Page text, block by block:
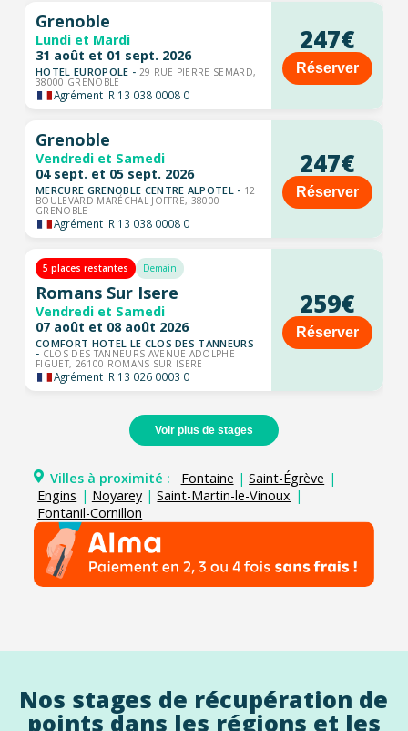
Grenoble
Lundi et Mardi
31 août et 01 sept. 2026
HOTEL EUROPOLE - 29 RUE PIERRE SEMARD,
38000 GRENOBLE
Agrément :R 13 038 0008 0
247€
Réserver
Grenoble
Vendredi et Samedi
04 sept. et 05 sept. 2026
MERCURE GRENOBLE CENTRE ALPOTEL - 12
BOULEVARD MARÉCHAL JOFFRE, 38000
GRENOBLE
Agrément :R 13 038 0008 0
247€
Réserver
5 places restantes Demain
Romans Sur Isere
Vendredi et Samedi
07 août et 08 août 2026
COMFORT HOTEL LE CLOS DES TANNEURS
- CLOS DES TANNEURS AVENUE ADOLPHE
FIGUET, 26100 ROMANS SUR ISERE
Agrément :R 13 026 0003 0
259€
Réserver
Voir plus de stages
Villes à proximité : Fontaine | Saint-Égrève |
Engins | Noyarey | Saint-Martin-le-Vinoux |
Fontanil-Cornillon
Nos stages de récupération de
points dans les régions et les